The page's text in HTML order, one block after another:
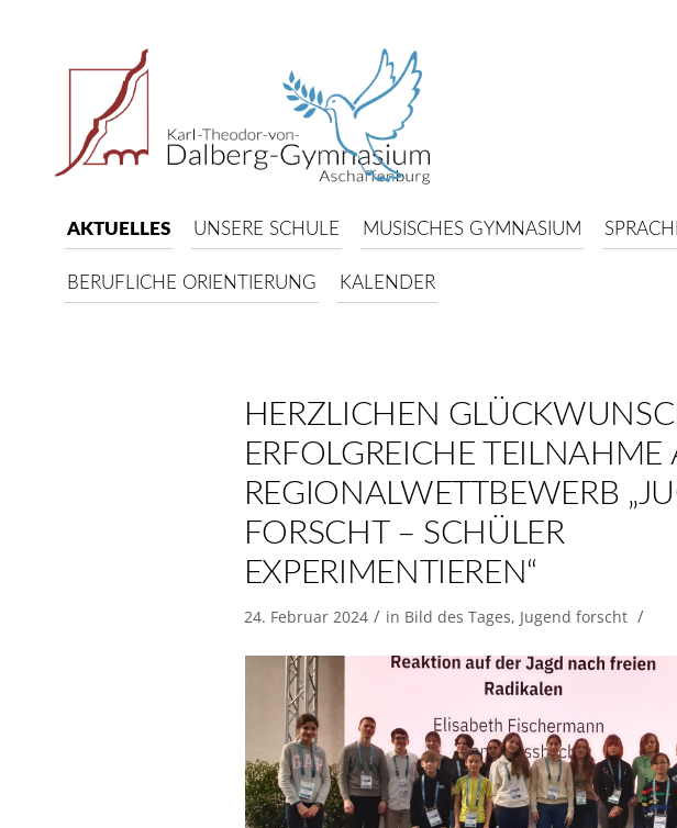
AKTUELLES UNSERE SCHULE MUSISCHES GYMNASIUM
BERUFLICHE ORIENTIERUNG KALENDER
HERZLICHEN
ERFOLGREICHE TEILNAHME
REGIONALWETTBEWERB
FORSCHT – SCHÜLER
EXPERIMENTIEREN“
24. Februar 2024 / in Bild des Tages, Jugend forscht /